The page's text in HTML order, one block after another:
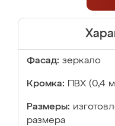
Фасад: зеркало
Кромка: ПВХ (0,4
Размеры:
размера